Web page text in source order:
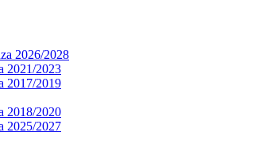
2026/2028
2021/2023
2017/2019
2018/2020
2025/2027